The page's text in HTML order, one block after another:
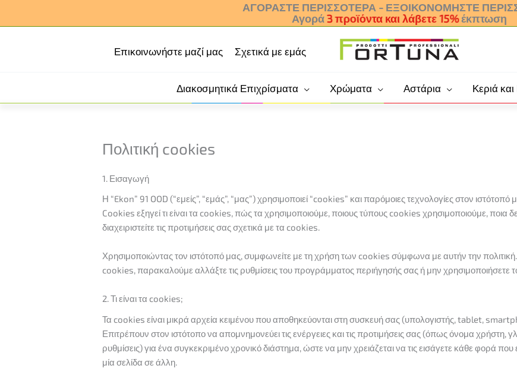
ΑΓΟΡΆΣΤΕ ΠΕΡΙΣΣΌΤΕΡΑ - ΕΞΟΙΚΟΝΟΜΉΣΤΕ
Αγορά3 προϊόντα και λάβετε 15%έκπτωση
Επικοινωνήστε μαζί μας Σχετικά με εμάς
Διακοσμητικά Επιχρίσματα Χρώματα Αστάρια Κεριά και
Πολιτική cookies
1. Εισαγωγή
Η “Ekon” 91 OOD (“εμείς”, “εμάς”, “μας”) χρησιμοποιεί “cookies” και παρόμοιες τεχνολογίες στον
Cookies εξηγεί τι είναι τα cookies, πώς τα χρησιμοποιούμε, ποιους τύπους cookies χρησιμοποιούμε, ποια
διαχειριστείτε τις προτιμήσεις σας σχετικά με τα cookies.
Χρησιμοποιώντας τον ιστότοπό μας, συμφωνείτε με τη χρήση των cookies σύμφωνα με αυτήν την
cookies, παρακαλούμε αλλάξτε τις ρυθμίσεις του προγράμματος περιήγησής σας ή μην χρησιμοποιήσετε
2. Τι είναι τα cookies;
Τα cookies είναι μικρά αρχεία κειμένου που αποθηκεύονται στη συσκευή σας (υπολογιστής, tablet,
Επιτρέπουν στον ιστότοπο να απομνημονεύει τις ενέργειες και τις προτιμήσεις σας (όπως όνομα
ρυθμίσεις) για ένα συγκεκριμένο χρονικό διάστημα, ώστε να μην χρειάζεται να τις εισάγετε κάθε φορά
μία σελίδα σε άλλη.